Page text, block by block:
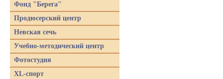
Фонд "Берега"
Продюсерский центр
Невская сечь
Учебно-методический центр
Фотостудия
XL-спорт